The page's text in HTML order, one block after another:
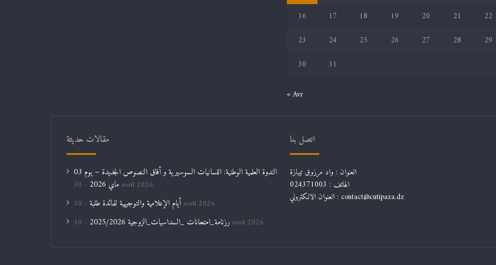
16
17 18 19 20 21
22
23
24 25 26 27 28
29
30
31
« Avr
مقالات حديثة
الندوة العلمية الوطنية: اللسانيات السوسيرية و أفاق النصوص الجديدة – يوم 03
ماي 2026 30 avril 2026
أيام الإعلامية والتوجيهية لفائدة طلبة 30 avril 2026
رزنامة_امتحانات _السداسيات_الزوجية 2025/2026 30 avril 2026
اتصل بنا
العنوان : واد مرزوق تيبازة
الهاتف : 024371003
العنوان الالكتروني : contact@cutipaza.dz